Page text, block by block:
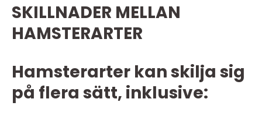
SKILLNADER MELLAN
HAMSTERARTER
Hamsterarter kan skilja sig
på flera sätt, inklusive: